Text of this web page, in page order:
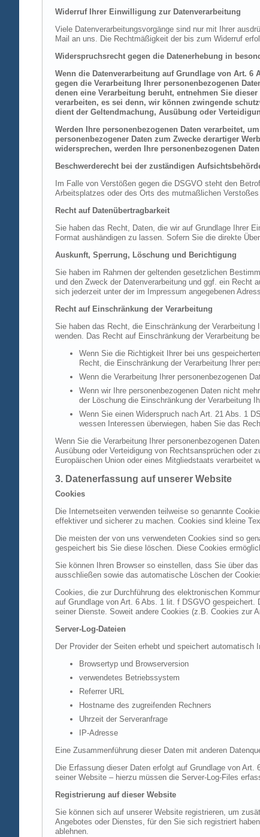
Widerruf Ihrer Einwilligung zur Datenverarbeitung
Viele Datenverarbeitungsvorgänge sind nur mit Ihrer
Mail an uns. Die Rechtmäßigkeit der bis zum Widerruf
Widerspruchsrecht gegen die Datenerhebung in
Wenn die Datenverarbeitung auf Grundlage von Art.
gegen die Verarbeitung Ihrer personenbezogenen
denen eine Verarbeitung beruht, entnehmen Sie
verarbeiten, es sei denn, wir können zwingende
dient der Geltendmachung, Ausübung oder
Werden Ihre personenbezogenen Daten verarbeitet,
personenbezogener Daten zum Zwecke derartiger
widersprechen, werden Ihre personenbezogenen
Beschwerderecht bei der zuständigen
Im Falle von Verstößen gegen die DSGVO steht den
Arbeitsplatzes oder des Orts des mutmaßlichen
Recht auf Datenübertragbarkeit
Sie haben das Recht, Daten, die wir auf Grundlage Ihrer
Format aushändigen zu lassen. Sofern Sie die direkte
Auskunft, Sperrung, Löschung und Berichtigung
Sie haben im Rahmen der geltenden gesetzlichen
und den Zweck der Datenverarbeitung und ggf. ein Recht
sich jederzeit unter der im Impressum angegebenen
Recht auf Einschränkung der Verarbeitung
Sie haben das Recht, die Einschränkung der
wenden. Das Recht auf Einschränkung der Verarbeitung
Wenn Sie die Richtigkeit Ihrer bei uns
Recht, die Einschränkung der Verarbeitung Ihrer
Wenn die Verarbeitung Ihrer personenbezogenen
Wenn wir Ihre personenbezogenen Daten nicht
der Löschung die Einschränkung der Verarbeitung
Wenn Sie einen Widerspruch nach Art. 21 Abs. 1
wessen Interessen überwiegen, haben Sie das
Wenn Sie die Verarbeitung Ihrer personenbezogenen
Ausübung oder Verteidigung von Rechtsansprüchen oder
Europäischen Union oder eines Mitgliedstaats verarbeitet
3. Datenerfassung auf unserer Website
Cookies
Die Internetseiten verwenden teilweise so genannte
effektiver und sicherer zu machen. Cookies sind kleine
Die meisten der von uns verwendeten Cookies sind so
gespeichert bis Sie diese löschen. Diese Cookies
Sie können Ihren Browser so einstellen, dass Sie über
ausschließen sowie das automatische Löschen der
Cookies, die zur Durchführung des elektronischen
auf Grundlage von Art. 6 Abs. 1 lit. f DSGVO
seiner Dienste. Soweit andere Cookies (z.B. Cookies zur
Server-Log-Dateien
Der Provider der Seiten erhebt und speichert
Browsertyp und Browserversion
verwendetes Betriebssystem
Referrer URL
Hostname des zugreifenden Rechners
Uhrzeit der Serveranfrage
IP-Adresse
Eine Zusammenführung dieser Daten mit anderen
Die Erfassung dieser Daten erfolgt auf Grundlage von
seiner Website – hierzu müssen die Server-Log-Files
Registrierung auf dieser Website
Sie können sich auf unserer Website registrieren, um
Angebotes oder Dienstes, für den Sie sich registriert
ablehnen.